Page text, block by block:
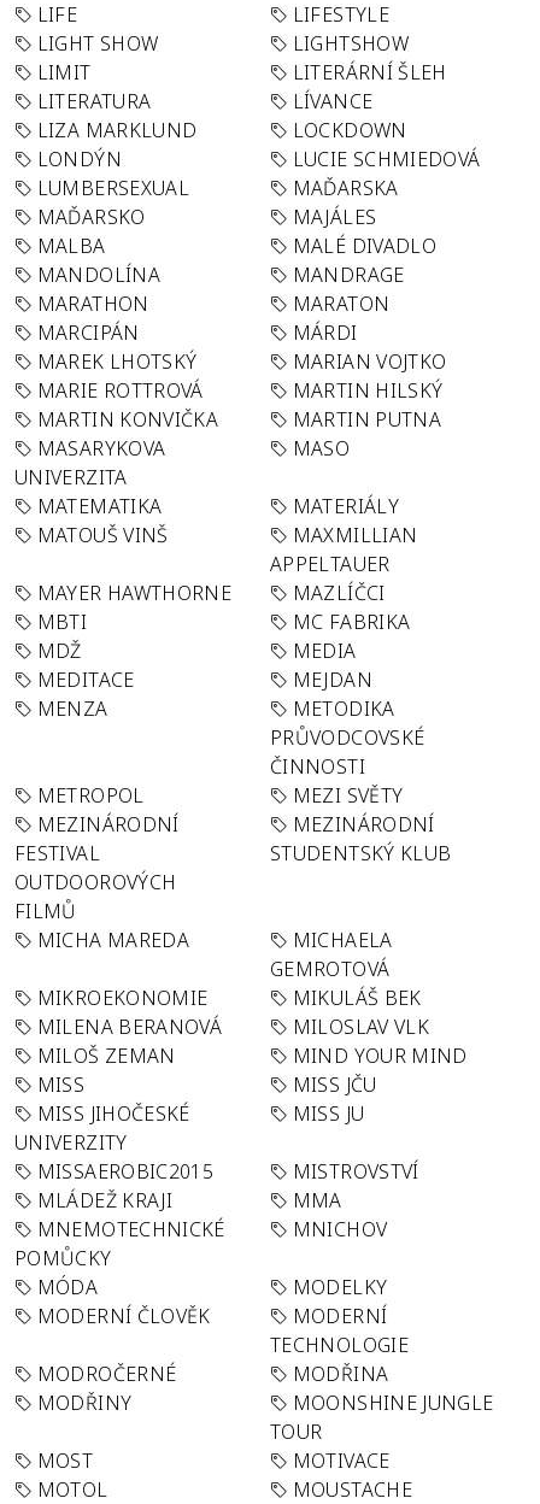
LIFE
LIFESTYLE
LIGHT SHOW
LIGHTSHOW
LIMIT
LITERÁRNÍ ŠLEH
LITERATURA
LÍVANCE
LIZA MARKLUND
LOCKDOWN
LONDÝN
LUCIE SCHMIEDOVÁ
LUMBERSEXUAL
MAĎARSKA
MAĎARSKO
MAJÁLES
MALBA
MALÉ DIVADLO
MANDOLÍNA
MANDRAGE
MARATHON
MARATON
MARCIPÁN
MÁRDI
MAREK LHOTSKÝ
MARIAN VOJTKO
MARIE ROTTROVÁ
MARTIN HILSKÝ
MARTIN KONVIČKA
MARTIN PUTNA
MASARYKOVA
UNIVERZITA
MASO
MATEMATIKA
MATERIÁLY
MATOUŠ VINŠ
MAXMILLIAN
APPELTAUER
MAYER HAWTHORNE
MAZLÍČCI
MBTI
MC FABRIKA
MDŽ
MEDIA
MEDITACE
MEJDAN
MENZA
METODIKA
PRŮVODCOVSKÉ
ČINNOSTI
METROPOL
MEZI SVĚTY
MEZINÁRODNÍ
FESTIVAL
OUTDOOROVÝCH
FILMŮ
MEZINÁRODNÍ
STUDENTSKÝ KLUB
MICHA MAREDA
MICHAELA
GEMROTOVÁ
MIKROEKONOMIE
MIKULÁŠ BEK
MILENA BERANOVÁ
MILOSLAV VLK
MILOŠ ZEMAN
MIND YOUR MIND
MISS
MISS JČU
MISS JIHOČESKÉ
UNIVERZITY
MISS JU
MISSAEROBIC2015
MISTROVSTVÍ
MLÁDEŽ KRAJI
MMA
MNEMOTECHNICKÉ
POMŮCKY
MNICHOV
MÓDA
MODELKY
MODERNÍ ČLOVĚK
MODERNÍ
TECHNOLOGIE
MODROČERNÉ
MODŘINA
MODŘINY
MOONSHINE JUNGLE
TOUR
MOST
MOTIVACE
MOTOL
MOUSTACHE